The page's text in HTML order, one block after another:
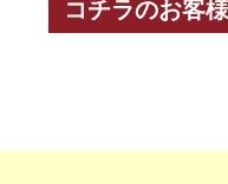
コチラのお客